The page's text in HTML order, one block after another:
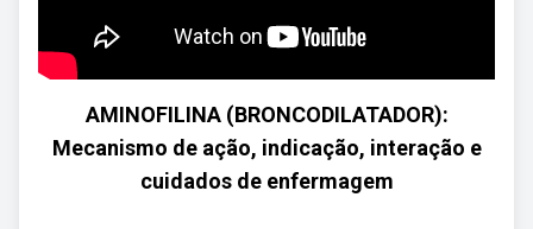
AMINOFILINA (BRONCODILATADOR):
Mecanismo de ação, indicação, interação e
cuidados de enfermagem